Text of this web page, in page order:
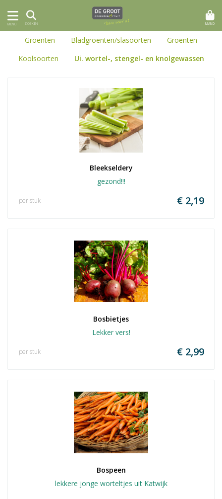
MENU ZOEKEN MAND
Groenten Bladgroenten/slasoorten
Groenten
Koolsoorten
Ui. wortel-, stengel- en knolgewassen
Bleekseldery
gezond!!!
€ 2,19
per stuk
Bosbietjes
Lekker vers!
€ 2,99
per stuk
Bospeen
lekkere jonge worteltjes uit Katwijk